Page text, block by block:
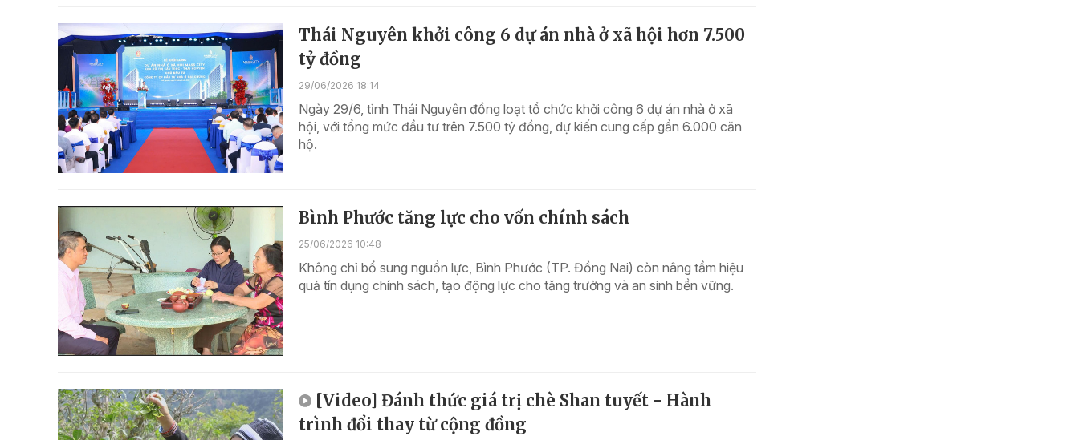
Thái Nguyên khởi công 6 dự án nhà ở xã hội hơn 7.500
tỷ đồng
29/06/2026 18:14
Ngày 29/6, tỉnh Thái Nguyên đồng loạt tổ chức khởi công 6 dự án nhà ở xã
hội, với tổng mức đầu tư trên 7.500 tỷ đồng, dự kiến cung cấp gần 6.000 căn
hộ.
Bình Phước tăng lực cho vốn chính sách
25/06/2026 10:48
Không chỉ bổ sung nguồn lực, Bình Phước (TP. Đồng Nai) còn nâng tầm hiệu
quả tín dụng chính sách, tạo động lực cho tăng trưởng và an sinh bền vững.
[Video] Đánh thức giá trị chè Shan tuyết - Hành
trình đổi thay từ cộng đồng